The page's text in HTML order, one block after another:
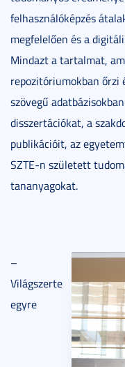
felhasználóképzés
megfelelően és a
Mindazt a tartalmat,
repozitóriumokban őrzi
szövegű
disszertációkat, a
publikációit, az
SZTE-n született
tananyagokat.
–
Világszerte
egyre